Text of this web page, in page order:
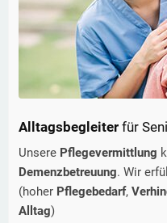
Alltagsbegleiter für
Unsere Pflegevermittlung
Demenzbetreuung. Wir
(hoher Pflegebedarf,
Alltag)